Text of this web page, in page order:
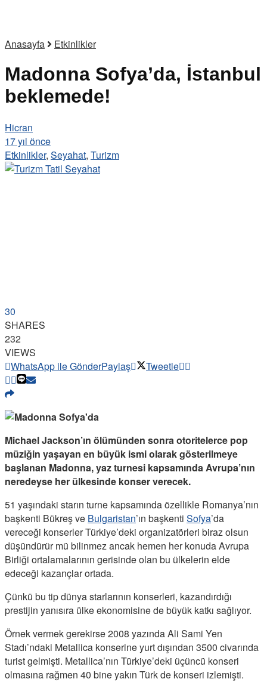
Anasayfa Etkinlikler
Madonna Sofya’da, İstanbul
beklemede!
Hicran
17 yıl önce
Etkinlikler, Seyahat, Turizm
30
SHARES
232
VIEWS
WhatsApp ile GönderPaylaş Tweetle
Michael Jackson’ın ölümünden sonra otoritelerce pop
müziğin yaşayan en büyük ismi olarak gösterilmeye
başlanan Madonna, yaz turnesi kapsamında Avrupa’nın
neredeyse her ülkesinde konser verecek.
51 yaşındaki starın turne kapsamında özellikle Romanya’nın
başkenti Bükreş ve Bulgaristan’ın başkenti Sofya’da
vereceği konserler Türkiye’deki organizatörleri biraz olsun
düşündürür mü bilinmez ancak hemen her konuda Avrupa
Birliği ortalamalarının gerisinde olan bu ülkelerin elde
edeceği kazançlar ortada.
Çünkü bu tip dünya starlarının konserleri, kazandırdığı
prestijin yanısıra ülke ekonomisine de büyük katkı sağlıyor.
Örnek vermek gerekirse 2008 yazında Ali Sami Yen
Stadı’ndaki Metallica konserine yurt dışından 3500 civarında
turist gelmişti. Metallica’nın Türkiye’deki üçüncü konseri
olmasına rağmen 40 bine yakın Türk de konseri izlemişti.